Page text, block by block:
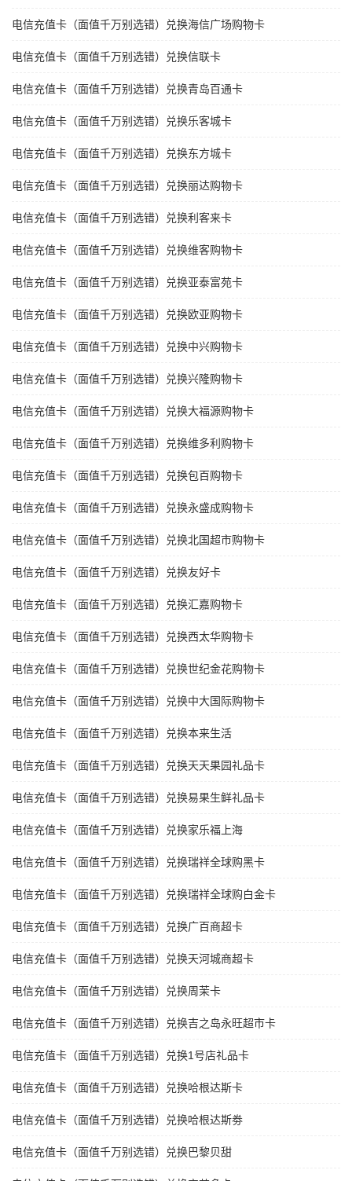
电信充值卡（面值千万别选错）兑换海信广场购物卡
电信充值卡（面值千万别选错）兑换信联卡
电信充值卡（面值千万别选错）兑换青岛百通卡
电信充值卡（面值千万别选错）兑换乐客城卡
电信充值卡（面值千万别选错）兑换东方城卡
电信充值卡（面值千万别选错）兑换丽达购物卡
电信充值卡（面值千万别选错）兑换利客来卡
电信充值卡（面值千万别选错）兑换维客购物卡
电信充值卡（面值千万别选错）兑换亚泰富苑卡
电信充值卡（面值千万别选错）兑换欧亚购物卡
电信充值卡（面值千万别选错）兑换中兴购物卡
电信充值卡（面值千万别选错）兑换兴隆购物卡
电信充值卡（面值千万别选错）兑换大福源购物卡
电信充值卡（面值千万别选错）兑换维多利购物卡
电信充值卡（面值千万别选错）兑换包百购物卡
电信充值卡（面值千万别选错）兑换永盛成购物卡
电信充值卡（面值千万别选错）兑换北国超市购物卡
电信充值卡（面值千万别选错）兑换友好卡
电信充值卡（面值千万别选错）兑换汇嘉购物卡
电信充值卡（面值千万别选错）兑换西太华购物卡
电信充值卡（面值千万别选错）兑换世纪金花购物卡
电信充值卡（面值千万别选错）兑换中大国际购物卡
电信充值卡（面值千万别选错）兑换本来生活
电信充值卡（面值千万别选错）兑换天天果园礼品卡
电信充值卡（面值千万别选错）兑换易果生鲜礼品卡
电信充值卡（面值千万别选错）兑换家乐福上海
电信充值卡（面值千万别选错）兑换瑞祥全球购黑卡
电信充值卡（面值千万别选错）兑换瑞祥全球购白金卡
电信充值卡（面值千万别选错）兑换广百商超卡
电信充值卡（面值千万别选错）兑换天河城商超卡
电信充值卡（面值千万别选错）兑换周茉卡
电信充值卡（面值千万别选错）兑换吉之岛永旺超市卡
电信充值卡（面值千万别选错）兑换1号店礼品卡
电信充值卡（面值千万别选错）兑换哈根达斯卡
电信充值卡（面值千万别选错）兑换哈根达斯劵
电信充值卡（面值千万别选错）兑换巴黎贝甜